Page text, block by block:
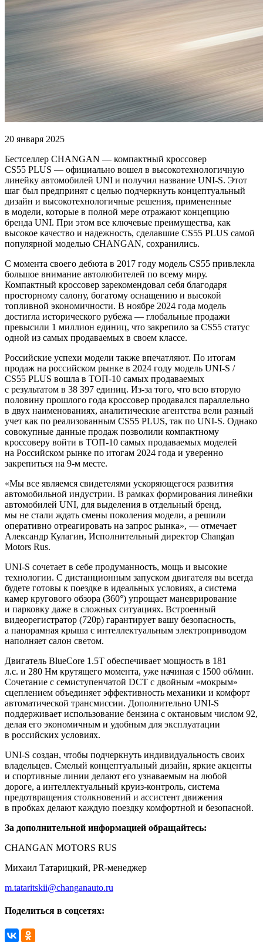
20 января 2025
Бестселлер CHANGAN — компактный кроссовер
CS55 PLUS — официально вошел в высокотехнологичную
линейку автомобилей UNI и получил название UNI-S. Этот
шаг был предпринят с целью подчеркнуть концептуальный
дизайн и высокотехнологичные решения, примененные
в модели, которые в полной мере отражают концепцию
бренда UNI. При этом все ключевые преимущества, как
высокое качество и надежность, сделавшие CS55 PLUS самой
популярной моделью CHANGAN, сохранились.
С момента своего дебюта в 2017 году модель CS55 привлекла
большое внимание автолюбителей по всему миру.
Компактный кроссовер зарекомендовал себя благодаря
просторному салону, богатому оснащению и высокой
топливной экономичности. В ноябре 2024 года модель
достигла исторического рубежа — глобальные продажи
превысили 1 миллион единиц, что закрепило за CS55 статус
одной из самых продаваемых в своем классе.
Российские успехи модели также впечатляют. По итогам
продаж на российском рынке в 2024 году модель UNI-S /
CS55 PLUS вошла в ТОП-10 самых продаваемых
с результатом в 38 397 единиц. Из-за того, что всю вторую
половину прошлого года кроссовер продавался параллельно
в двух наименованиях, аналитические агентства вели разный
учет как по реализованным CS55 PLUS, так по UNI-S. Однако
совокупные данные продаж позволили компактному
кроссоверу войти в ТОП-10 самых продаваемых моделей
на Российском рынке по итогам 2024 года и уверенно
закрепиться на 9-м месте.
«Мы все являемся свидетелями ускоряющегося развития
автомобильной индустрии. В рамках формирования линейки
автомобилей UNI, для выделения в отдельный бренд,
мы не стали ждать смены поколения модели, а решили
оперативно отреагировать на запрос рынка», — отмечает
Александр Кулагин, Исполнительный директор Changan
Motors Rus.
UNI-S сочетает в себе продуманность, мощь и высокие
технологии. С дистанционным запуском двигателя вы всегда
будете готовы к поездке в идеальных условиях, а система
камер кругового обзора (360°) упрощает маневрирование
и парковку даже в сложных ситуациях. Встроенный
видеорегистратор (720p) гарантирует вашу безопасность,
а панорамная крыша с интеллектуальным электроприводом
наполняет салон светом.
Двигатель BlueCore 1.5T обеспечивает мощность в 181
л.с. и 280 Нм крутящего момента, уже начиная с 1500 об/мин.
Сочетание с семиступенчатой DCT с двойным «мокрым»
сцеплением объединяет эффективность механики и комфорт
автоматической трансмиссии. Дополнительно UNI-S
поддерживает использование бензина с октановым числом 92,
делая его экономичным и удобным для эксплуатации
в российских условиях.
UNI-S создан, чтобы подчеркнуть индивидуальность своих
владельцев. Смелый концептуальный дизайн, яркие акценты
и спортивные линии делают его узнаваемым на любой
дороге, а интеллектуальный круиз-контроль, система
предотвращения столкновений и ассистент движения
в пробках делают каждую поездку комфортной и безопасной.
За дополнительной информацией обращайтесь:
CHANGAN MOTORS RUS
Михаил Татарицкий, PR-менеджер
m.tataritskii@changanauto.ru
Поделиться в соцсетях: